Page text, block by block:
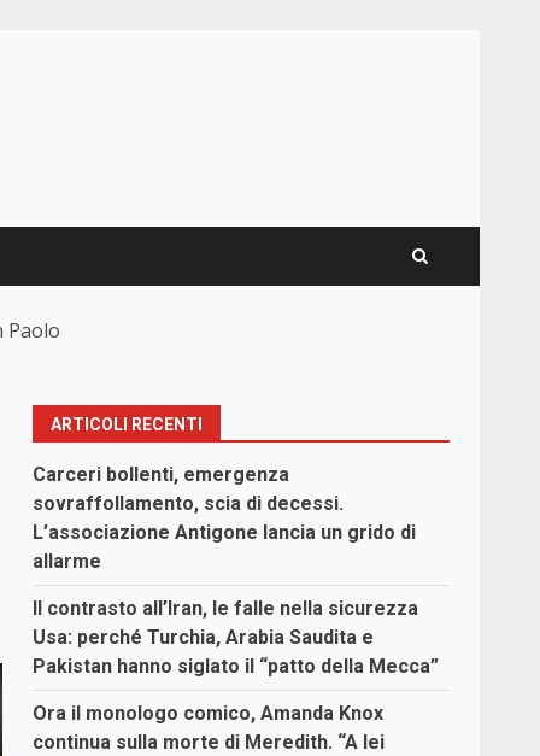
Paolo
ARTICOLI RECENTI
Carceri bollenti, emergenza
sovraffollamento, scia di decessi.
L’associazione Antigone lancia un grido di
allarme
Il contrasto all’Iran, le falle nella sicurezza
Usa: perché Turchia, Arabia Saudita e
Pakistan hanno siglato il “patto della Mecca”
Ora il monologo comico, Amanda Knox
continua sulla morte di Meredith. “A lei